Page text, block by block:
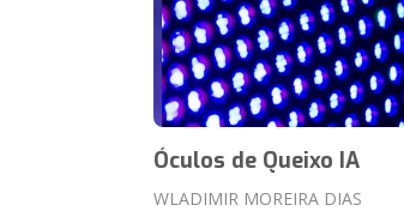
Óculos de Queixo IA
WLADIMIR MOREIRA DIAS